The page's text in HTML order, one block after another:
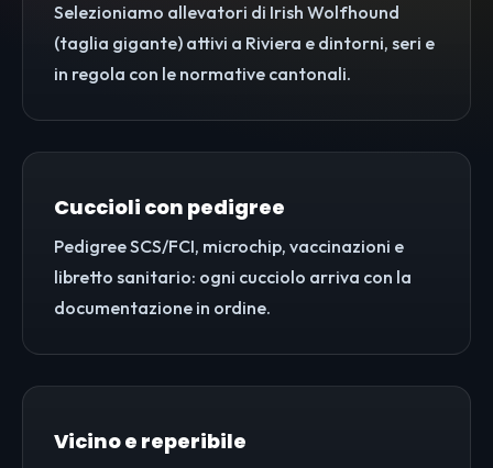
Selezioniamo allevatori di Irish Wolfhound
(taglia gigante) attivi a Riviera e dintorni, seri e
in regola con le normative cantonali.
Cuccioli con pedigree
Pedigree SCS/FCI, microchip, vaccinazioni e
libretto sanitario: ogni cucciolo arriva con la
documentazione in ordine.
Vicino e reperibile